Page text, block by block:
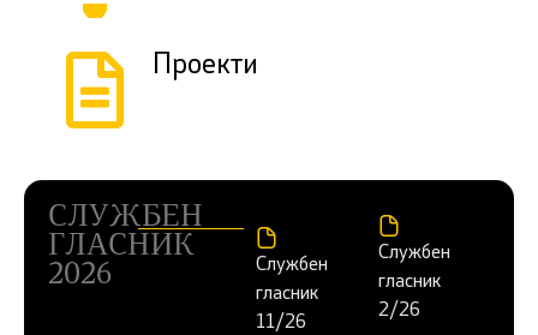
Проекти
СЛУЖБЕН
ГЛАСНИК
2026
Службен
гласник
11/26
Службен
гласник
2/26